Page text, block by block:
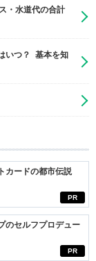
・水道代の合計
いつ？ 基本を知
PR
カードの都市伝説
PR
のセルフプロデュー